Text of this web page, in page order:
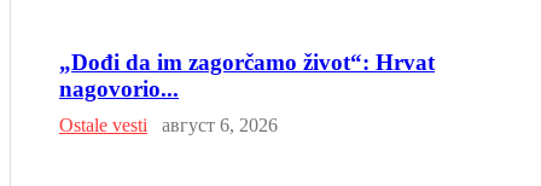
„Dođi da im zagorčamo život“: Hrvat
nagovorio...
Ostale vesti август 6, 2026